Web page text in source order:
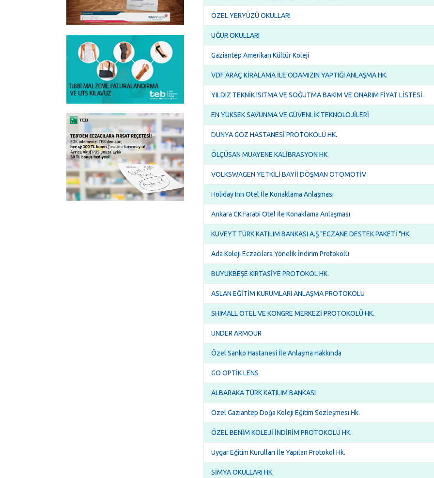
ÖZEL YERYÜZÜ OKULLARI
UĞUR OKULLARI
Gaziantep Amerikan Kültür Koleji
VDF ARAÇ KİRALAMA İLE ODAMIZIN YAPTIĞI ANLAŞMA HK.
YILDIZ TEKNİK ISITMA VE SOĞUTMA BAKIM VE ONARIM FİYAT LİSTESİ.
EN YÜKSEK SAVUNMA VE GÜVENLİK TEKNOLOJİLERİ
DÜNYA GÖZ HASTANESİ PROTOKOLÜ HK.
ÖLÇÜSAN MUAYENE KALİBRASYON HK.
VOLKSWAGEN YETKİLİ BAYİİ DÖŞMAN OTOMOTİV
Holiday Inn Otel İle Konaklama Anlaşması
Ankara CK Farabi Otel İle Konaklama Anlaşması
KUVEYT TÜRK KATILIM BANKASI A.Ş "ECZANE DESTEK PAKETİ "HK.
Ada Koleji Eczacılara Yönelik İndirim Protokolü
BÜYÜKBEŞE KIRTASİYE PROTOKOL HK.
ASLAN EĞİTİM KURUMLARI ANLAŞMA PROTOKOLÜ
SHIMALL OTEL VE KONGRE MERKEZİ PROTOKOLÜ HK.
UNDER ARMOUR
Özel Sanko Hastanesi İle Anlaşma Hakkında
GO OPTİK LENS
ALBARAKA TÜRK KATILIM BANKASI
Özel Gaziantep Doğa Koleji Eğitim Sözleşmesi Hk.
ÖZEL BENİM KOLEJİ İNDİRİM PROTOKOLÜ HK.
Uygar Eğitim Kurulları İle Yapılan Protokol Hk.
SİMYA OKULLARI HK.